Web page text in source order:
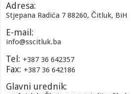
Adresa:
Stjepana Radića 7 88260, Čitluk, BiH
E-mail:
info@sscitluk.ba
Tel: +387 36 642357
Fax: +387 36 642186
Glavni urednik: